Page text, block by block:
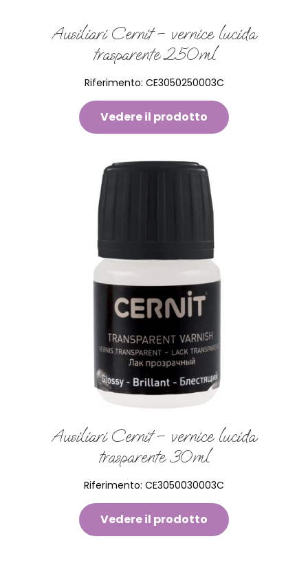
Ausiliari Cernit – vernice lucida
trasparente 250ml
Riferimento: CE3050250003C
Vedere il prodotto
Ausiliari Cernit – vernice lucida
trasparente 30ml
Riferimento: CE3050030003C
Vedere il prodotto